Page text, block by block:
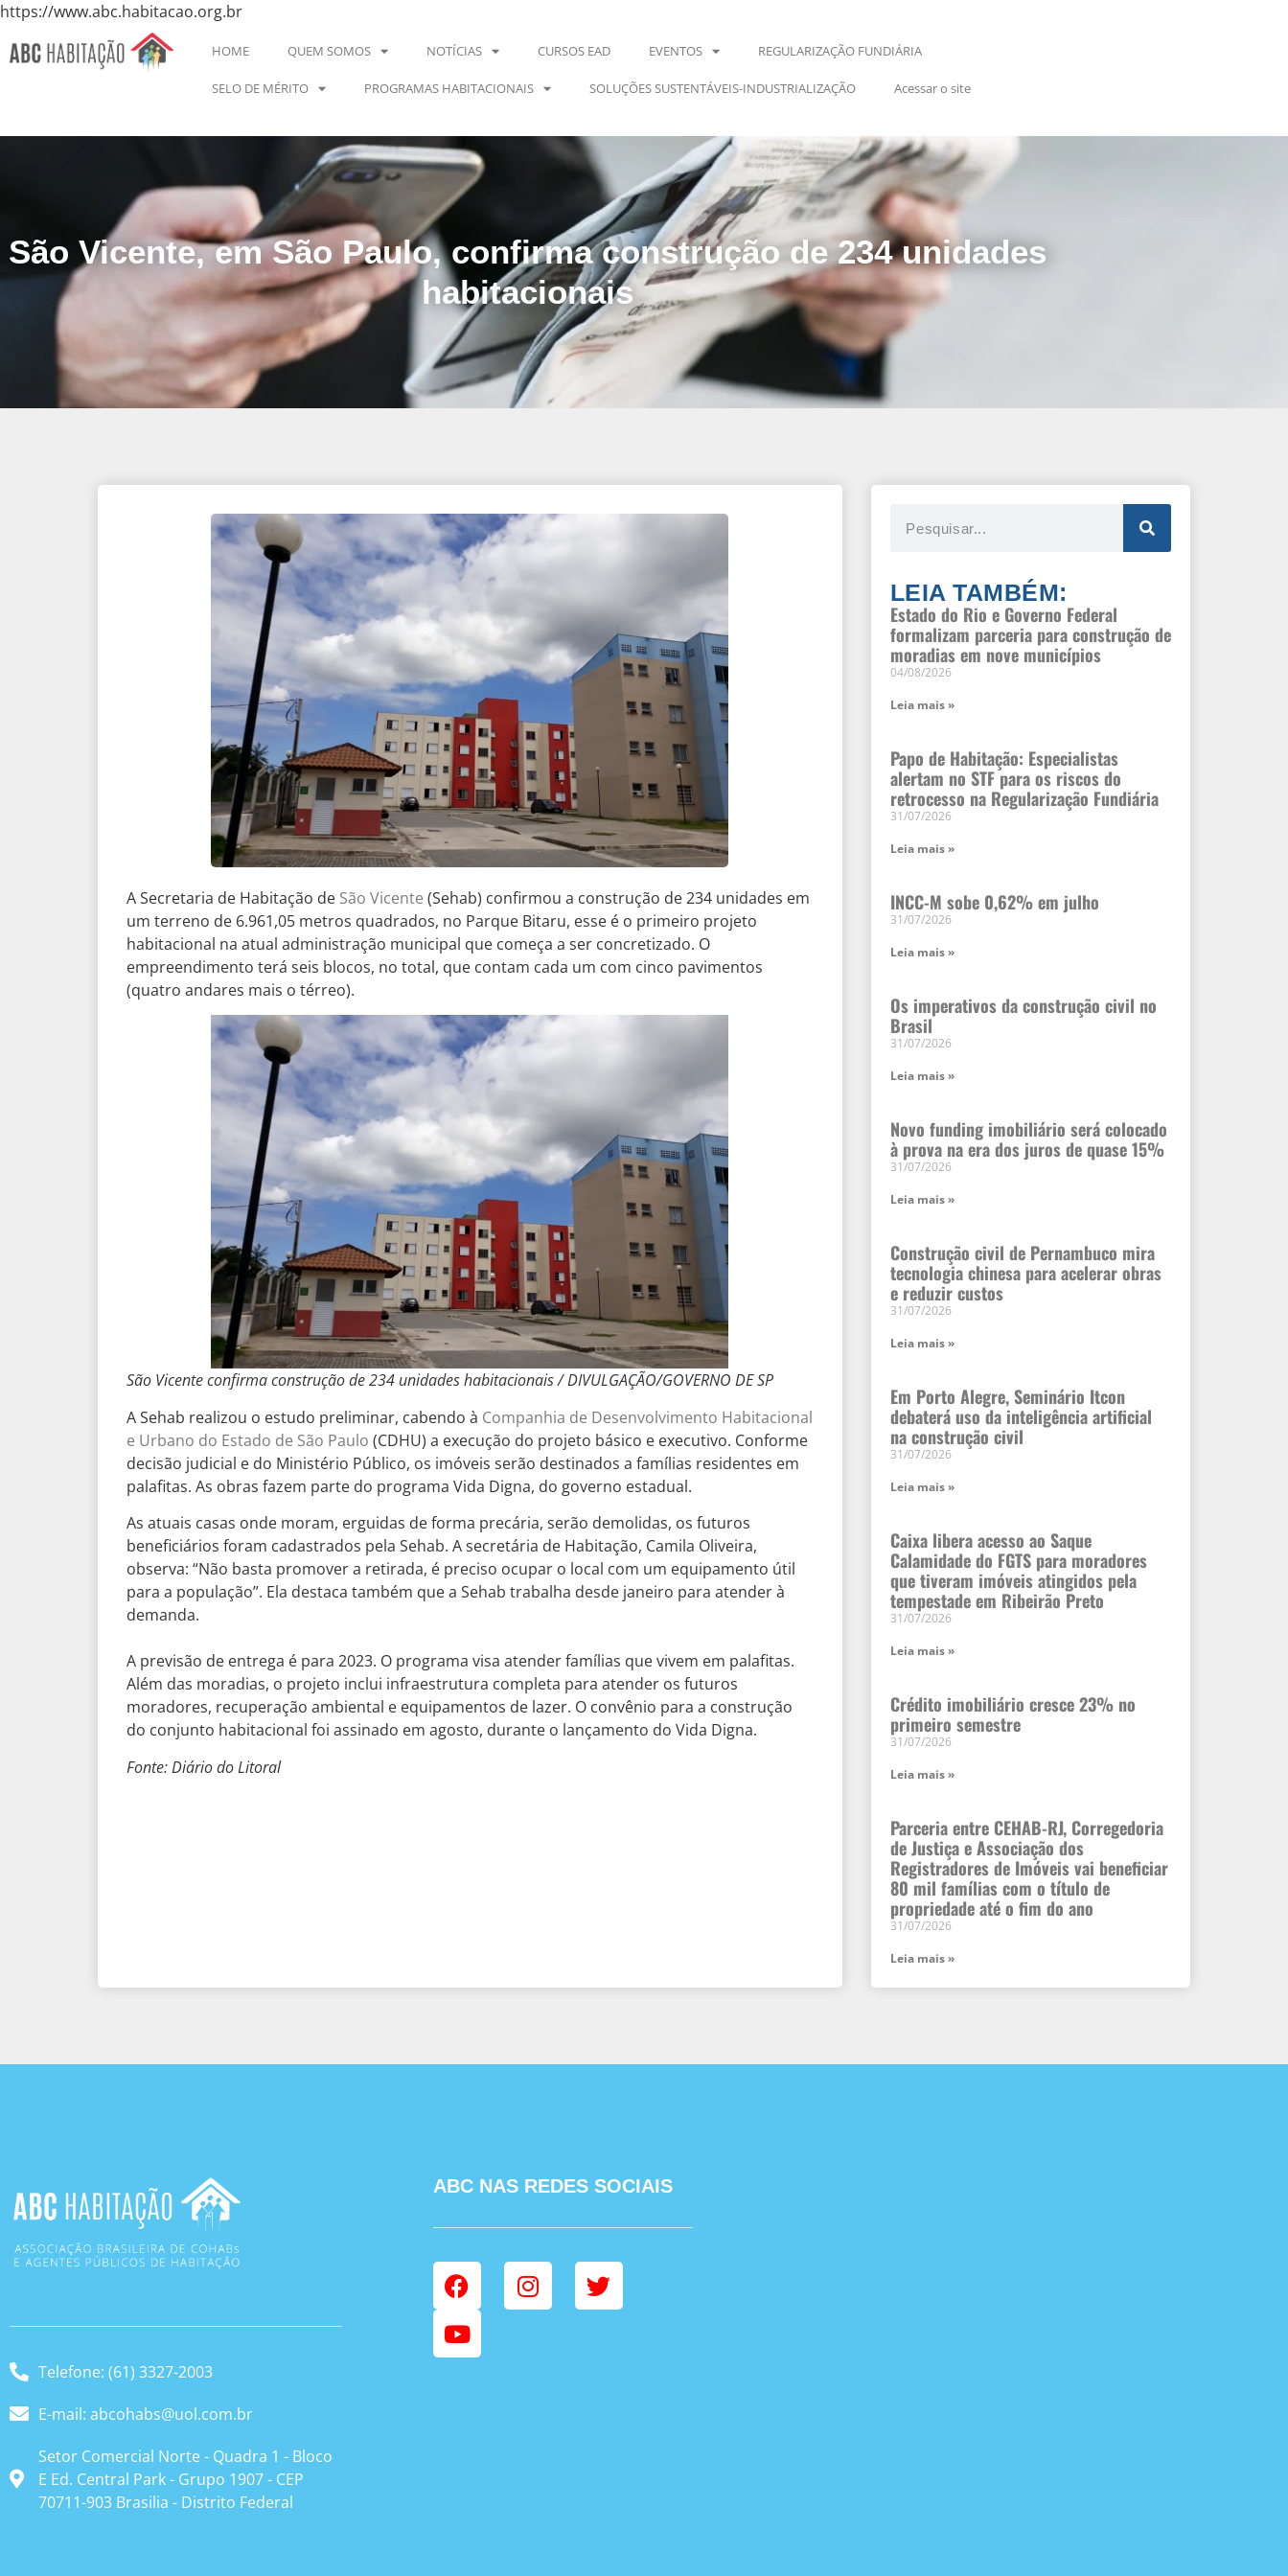
https://www.abc.habitacao.org.br
HOME QUEM SOMOS NOTÍCIAS CURSOS EAD EVENTOS REGULARIZAÇÃO FUNDIÁRIA
SELO DE MÉRITO PROGRAMAS HABITACIONAIS SOLUÇÕES SUSTENTÁVEIS-INDUSTRIALIZAÇÃO Acessar o site
São Vicente, em São Paulo, confirma construção de 234 unidades
habitacionais
A Secretaria de Habitação de São Vicente (Sehab) confirmou a construção de 234 unidades em
um terreno de 6.961,05 metros quadrados, no Parque Bitaru, esse é o primeiro projeto
habitacional na atual administração municipal que começa a ser concretizado. O
empreendimento terá seis blocos, no total, que contam cada um com cinco pavimentos
(quatro andares mais o térreo).
São Vicente confirma construção de 234 unidades habitacionais / DIVULGAÇÃO/GOVERNO DE SP
A Sehab realizou o estudo preliminar, cabendo à Companhia de Desenvolvimento Habitacional
e Urbano do Estado de São Paulo (CDHU) a execução do projeto básico e executivo. Conforme
decisão judicial e do Ministério Público, os imóveis serão destinados a famílias residentes em
palafitas. As obras fazem parte do programa Vida Digna, do governo estadual.
As atuais casas onde moram, erguidas de forma precária, serão demolidas, os futuros
beneficiários foram cadastrados pela Sehab. A secretária de Habitação, Camila Oliveira,
observa: “Não basta promover a retirada, é preciso ocupar o local com um equipamento útil
para a população”. Ela destaca também que a Sehab trabalha desde janeiro para atender à
demanda.
A previsão de entrega é para 2023. O programa visa atender famílias que vivem em palafitas.
Além das moradias, o projeto inclui infraestrutura completa para atender os futuros
moradores, recuperação ambiental e equipamentos de lazer. O convênio para a construção
do conjunto habitacional foi assinado em agosto, durante o lançamento do Vida Digna.
Fonte: Diário do Litoral
LEIA TAMBÉM:
Estado do Rio e Governo Federal
formalizam parceria para construção de
moradias em nove municípios
04/08/2026
Leia mais »
Papo de Habitação: Especialistas
alertam no STF para os riscos do
retrocesso na Regularização Fundiária
31/07/2026
Leia mais »
INCC-M sobe 0,62% em julho
31/07/2026
Leia mais »
Os imperativos da construção civil no
Brasil
31/07/2026
Leia mais »
Novo funding imobiliário será colocado
à prova na era dos juros de quase 15%
31/07/2026
Leia mais »
Construção civil de Pernambuco mira
tecnologia chinesa para acelerar obras
e reduzir custos
31/07/2026
Leia mais »
Em Porto Alegre, Seminário Itcon
debaterá uso da inteligência artificial
na construção civil
31/07/2026
Leia mais »
Caixa libera acesso ao Saque
Calamidade do FGTS para moradores
que tiveram imóveis atingidos pela
tempestade em Ribeirão Preto
31/07/2026
Leia mais »
Crédito imobiliário cresce 23% no
primeiro semestre
31/07/2026
Leia mais »
Parceria entre CEHAB-RJ, Corregedoria
de Justiça e Associação dos
Registradores de Imóveis vai beneficiar
80 mil famílias com o título de
propriedade até o fim do ano
31/07/2026
Leia mais »
Telefone: (61) 3327-2003
E-mail: abcohabs@uol.com.br
Setor Comercial Norte - Quadra 1 - Bloco
E Ed. Central Park - Grupo 1907 - CEP
70711-903 Brasilia - Distrito Federal
ABC NAS REDES SOCIAIS